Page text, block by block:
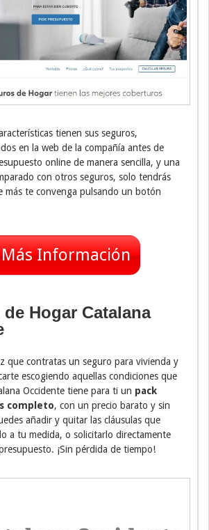
tienen sus seguros,
en la web de la compañía antes de
online de manera sencilla, y una
con otros seguros, solo tendrás
más te convenga pulsando un botón
Más Información
Hogar Catalana
que contratas un seguro para vivienda y
escogiendo aquellas condiciones que
Occidente tiene para ti un pack
completo, con un precio barato y sin
añadir y quitar las cláusulas que
a tu medida, o solicitarlo directamente
¡Sin pérdida de tiempo!